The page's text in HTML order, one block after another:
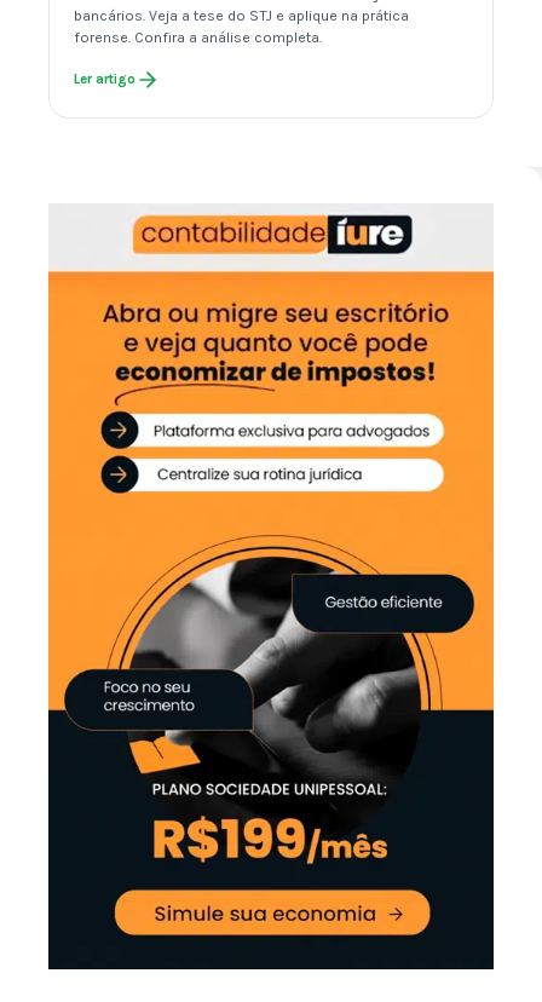
bancários. Veja a tese do STJ e aplique na prática
forense. Confira a análise completa.
Ler artigo